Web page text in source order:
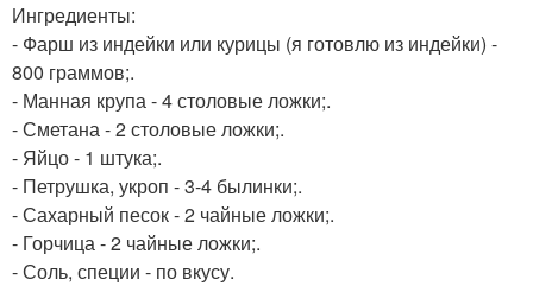
Ингредиенты:
- Фарш из индейки или курицы (я готовлю из индейки) -
800 граммов;.
- Манная крупа - 4 столовые ложки;.
- Сметана - 2 столовые ложки;.
- Яйцо - 1 штука;.
- Петрушка, укроп - 3-4 былинки;.
- Сахарный песок - 2 чайные ложки;.
- Горчица - 2 чайные ложки;.
- Соль, специи - по вкусу.